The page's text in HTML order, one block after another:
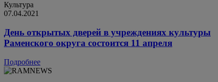
Культура
07.04.2021
День открытых дверей в учреждениях культуры
Раменского округа состоится 11 апреля
Подробнее